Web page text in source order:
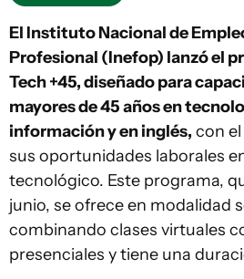
El Instituto Nacional de
Profesional (Inefop) lanzó el
Tech +45, diseñado para
mayores de 45 años en
información y en inglés, con
sus oportunidades laborales
tecnológico. Este programa,
junio, se ofrece en modalidad
combinando clases virtuales
presenciales y tiene una